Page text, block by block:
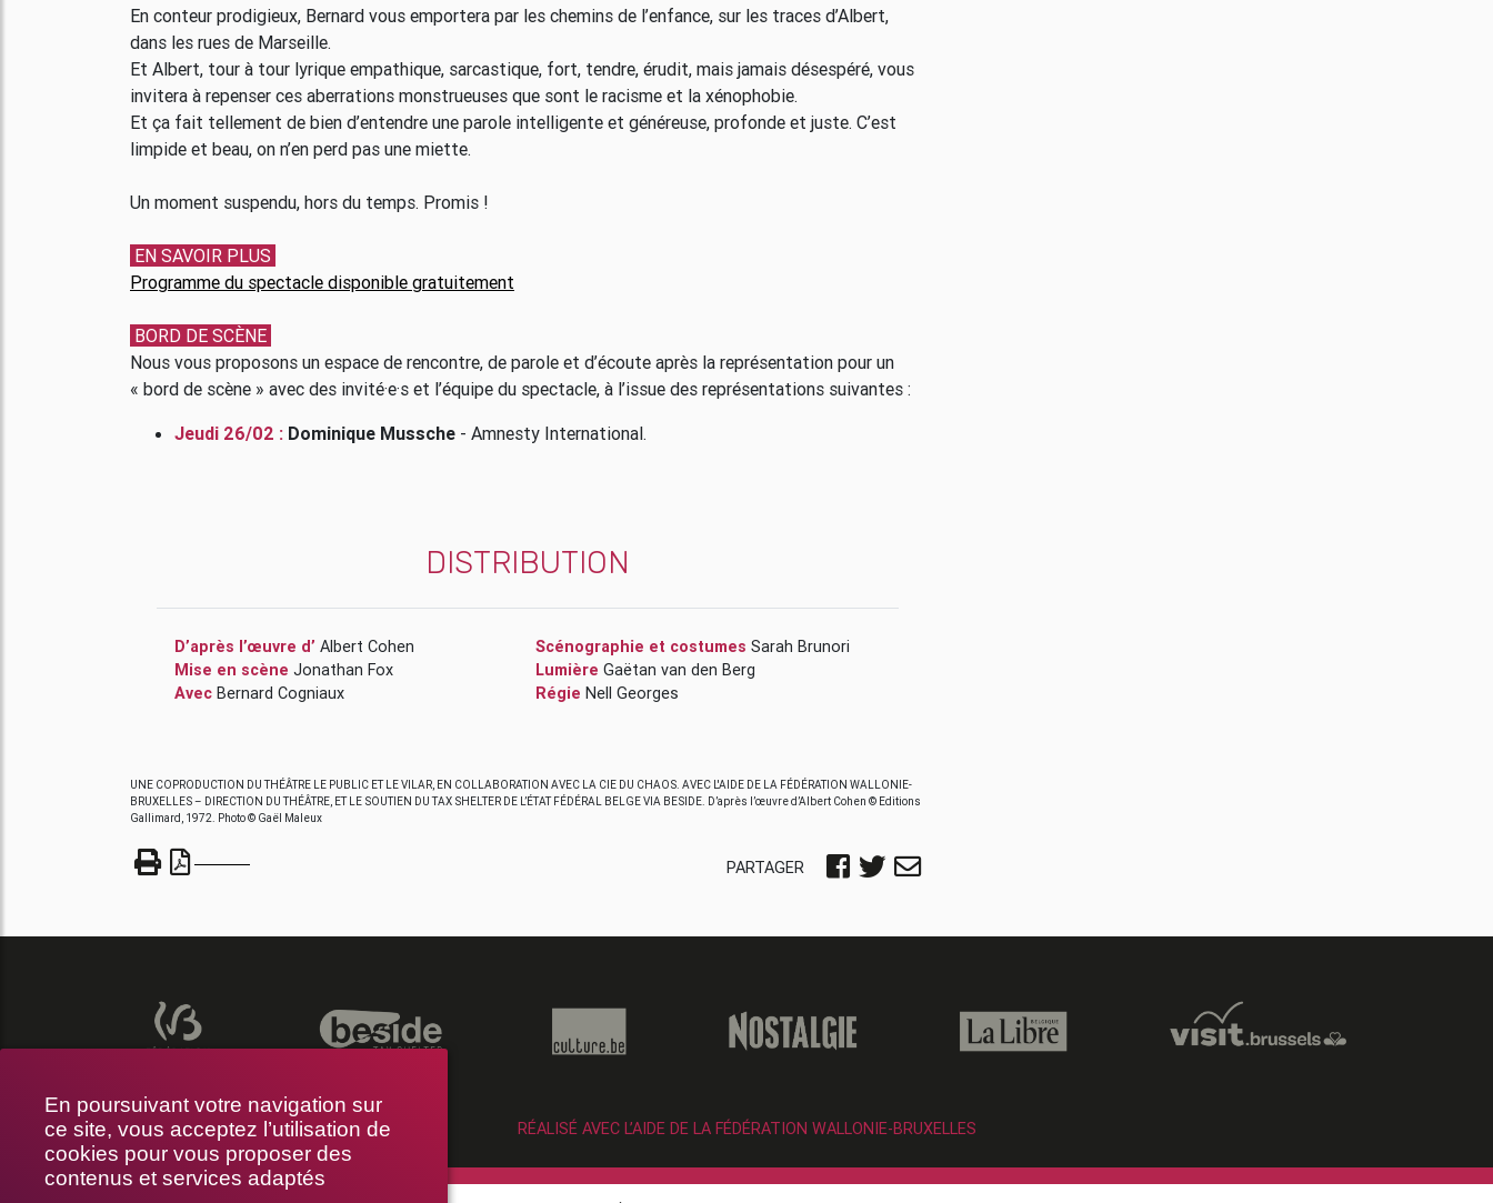
En poursuivant votre navigation sur
ce site, vous acceptez l’utilisation de
cookies pour vous proposer des
contenus et services adaptés
En conteur prodigieux, Bernard vous emportera par les chemins de l’enfance, sur les traces d’Albert,
dans les rues de Marseille.
Et Albert, tour à tour lyrique empathique, sarcastique, fort, tendre, érudit, mais jamais désespéré, vous
invitera à repenser ces aberrations monstrueuses que sont le racisme et la xénophobie.
Et ça fait tellement de bien d’entendre une parole intelligente et généreuse, profonde et juste. C’est
limpide et beau, on n’en perd pas une miette.
Un moment suspendu, hors du temps. Promis !
EN SAVOIR PLUS
Programme du spectacle disponible gratuitement
BORD DE SCÈNE
Nous vous proposons un espace de rencontre, de parole et d’écoute après la représentation pour un
« bord de scène » avec des invité·e·s et l’équipe du spectacle, à l’issue des représentations suivantes :
Jeudi 26/02 : Dominique Mussche - Amnesty International.
DISTRIBUTION
D’après l’œuvre d’ Albert Cohen
Mise en scène Jonathan Fox
Avec
Bernard Cogniaux
Scénographie et costumes Sarah Brunori
Lumière Gaëtan van den Berg
Régie Nell Georges
UNE COPRODUCTION DU THÉÂTRE LE PUBLIC ET LE VILAR, EN COLLABORATION AVEC LA CIE DU CHAOS. AVEC L'AIDE DE LA FÉDÉRATION WALLONIE-
BRUXELLES – DIRECTION DU THÉÂTRE, ET LE SOUTIEN DU TAX SHELTER DE L’ÉTAT FÉDÉRAL BELGE VIA BESIDE. D’après l’œuvre d’Albert Cohen © Editions
Gallimard, 1972. Photo © Gaël Maleux
PARTAGER
RÉALISÉ AVEC L’AIDE DE LA FÉDÉRATION WALLONIE-BRUXELLES